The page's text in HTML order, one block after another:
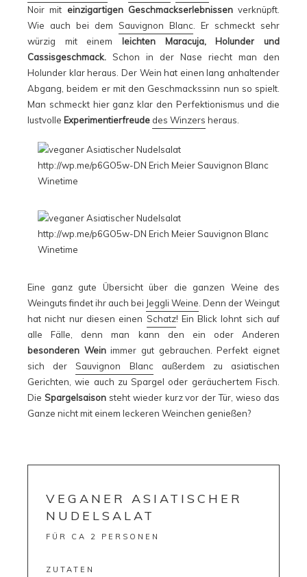
Noir mit einzigartigen Geschmackserlebnissenverknüpft.
Wie auch bei dem Sauvignon Blanc . Er schmeckt sehr
würzig mit einem leichten Maracuja, Holunder und
Cassisgeschmack. Schon in der Nase riecht man den
Holunder klar heraus. Der Wein hat einen lang anhaltender
Abgang, beidem er mit den Geschmackssinn nun so spielt.
Man schmeckt hier ganz klar den Perfektionismus und die
lustvolle Experimentierfreude des Winzers heraus.
Eine ganz gute Übersicht über die ganzen Weine des
Weinguts findet ihr auch bei Jeggli Weine . Denn der Weingut
hat nicht nur diesen einen Schatz! Ein Blick lohnt sich auf
alle Fälle, denn man kann den ein oder Anderen
besonderen Weinimmer gut gebrauchen. Perfekt eignet
sich derSauvignon Blanc außerdem zu asiatischen
Gerichten, wie auch zu Spargel oder geräuchertem Fisch.
Die Spargelsaisonsteht wieder kurz vor der Tür, wieso das
Ganze nicht mit einem leckeren Weinchen genießen?
VEGANER ASIATISCHER
NUDELSALAT
FÜR CA 2 PERSONEN
ZUTATEN